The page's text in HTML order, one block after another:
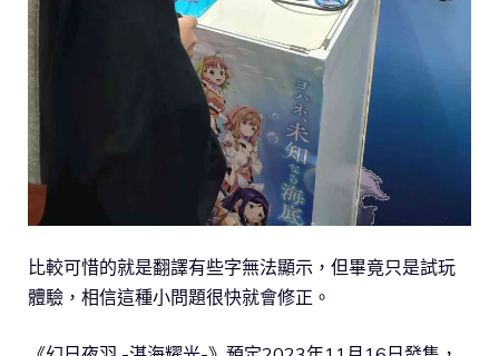
比較可惜的就是翻譯有些字無法顯示，但畢竟只是試玩
體驗，相信這種小問題很快就會修正。